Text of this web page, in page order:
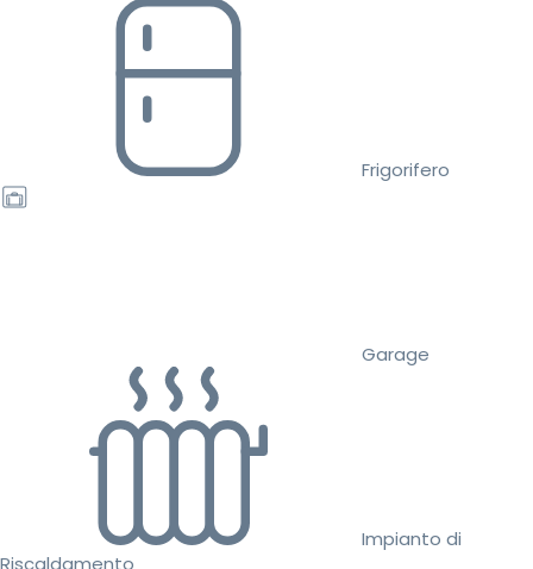
Frigorifero
Garage
Impianto di
Riscaldamento